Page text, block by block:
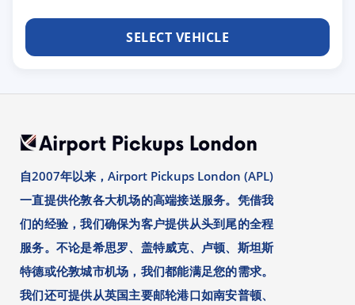
SELECT VEHICLE
自2007年以来，Airport Pickups London (APL)
一直提供伦敦各大机场的高端接送服务。凭借我
们的经验，我们确保为客户提供从头到尾的全程
服务。不论是希思罗、盖特威克、卢顿、斯坦斯
特德或伦敦城市机场，我们都能满足您的需求。
我们还可提供从英国主要邮轮港口如南安普顿、